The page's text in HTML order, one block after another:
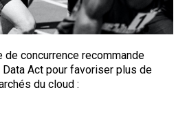
de concurrence recommande
Data Act pour favoriser plus de
du cloud :